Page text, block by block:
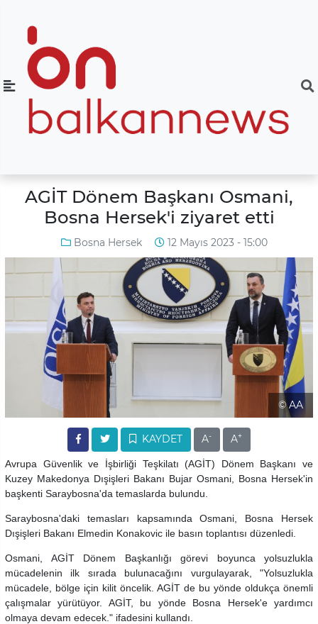
AGİT Dönem Başkanı Osmani,
Bosna Hersek'i ziyaret etti
Bosna Hersek 12 Mayıs 2023 - 15:00
© AA
KAYDET A- A+
Avrupa Güvenlik ve İşbirliği Teşkilatı (AGİT) Dönem Başkanı ve
Kuzey Makedonya Dışişleri Bakanı Bujar Osmani, Bosna Hersek'in
başkenti Saraybosna'da temaslarda bulundu.
Saraybosna'daki temasları kapsamında Osmani, Bosna Hersek
Dışişleri Bakanı Elmedin Konakovic ile basın toplantısı düzenledi.
Osmani, AGİT Dönem Başkanlığı görevi boyunca yolsuzlukla
mücadelenin ilk sırada bulunacağını vurgulayarak, "Yolsuzlukla
mücadele, bölge için kilit öncelik. AGİT de bu yönde oldukça önemli
çalışmalar yürütüyor. AGİT, bu yönde Bosna Hersek'e yardımcı
olmaya devam edecek." ifadesini kullandı.